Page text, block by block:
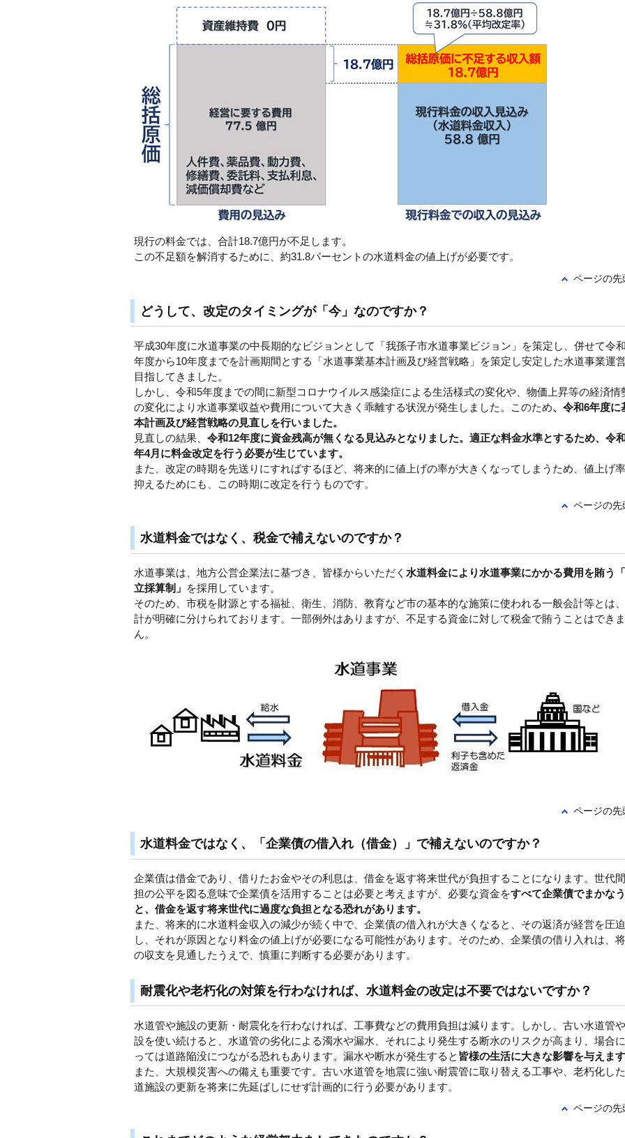
現行の料金では、合計18.7億円が不足します。
この不足額を解消するために、約31.8パーセントの水道料金の値上げが必要です。
ページの先
どうして、改定のタイミングが「今」なのですか？
平成30年度に水道事業の中長期的なビジョンとして「我孫子市水道事業ビジョン」を策定し、併せて令
年度から10年度までを計画期間とする「水道事業基本計画及び経営戦略」を策定し安定した水道事業運
目指してきました。
しかし、令和5年度までの間に新型コロナウイルス感染症による生活様式の変化や、物価上昇等の経済情
の変化により水道事業収益や費用について大きく乖離する状況が発生しました。このため、令和6年度に
本計画及び経営戦略の見直しを行いました。
見直しの結果、 令和12年度に資金残高が無くなる見込みとなりました。適正な料金水準とするため、令
年4月に料金改定を行う必要が生じています。
また、改定の時期を先送りにすればするほど、将来的に値上げの率が大きくなってしまうため、値上げ
抑えるためにも、この時期に改定を行うものです。
ページの先
水道料金ではなく、税金で補えないのですか？
水道事業は、地方公営企業法に基づき、皆様からいただく 水道料金により水道事業にかかる費用を賄う
立採算制」 を採用しています。
そのため、市税を財源とする福祉、衛生、消防、教育など市の基本的な施策に使われる一般会計等とは
計が明確に分けられております。一部例外はありますが、不足する資金に対して税金で賄うことはでき
ん。
ページの先
水道料金ではなく、「企業債の借入れ（借金）」で補えないのですか？
企業債は借金であり、借りたお金やその利息は、借金を返す将来世代が負担することになります。世代
担の公平を図る意味で企業債を活用することは必要と考えますが、必要な資金をすべて企業債でまかなう
と、借金を返す将来世代に過度な負担となる恐れがあります。
また、将来的に水道料金収入の減少が続く中で、企業債の借入れが大きくなると、その返済が経営を圧迫
し、それが原因となり料金の値上げが必要になる可能性があります。そのため、企業債の借り入れは、
の収支を見通したうえで、慎重に判断する必要があります。
耐震化や老朽化の対策を行わなければ、水道料金の改定は不要ではないですか？
水道管や施設の更新・耐震化を行わなければ、工事費などの費用負担は減ります。しかし、古い水道管
設を使い続けると、水道管の劣化による濁水や漏水、それにより発生する断水のリスクが高まり、場合
っては道路陥没につながる恐れもあります。漏水や断水が発生すると 皆様の生活に大きな影響を与えま
また、大規模災害への備えも重要です。古い水道管を地震に強い耐震管に取り替える工事や、老朽化し
道施設の更新を将来に先延ばしにせず計画的に行う必要があります。
ページの先